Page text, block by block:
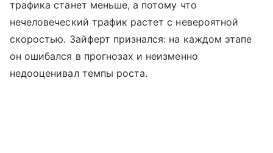
трафика станет меньше, а потому что
нечеловеческий трафик растет с невероятной
скоростью. Зайферт признался: на каждом этапе
он ошибался в прогнозах и неизменно
недооценивал темпы роста.